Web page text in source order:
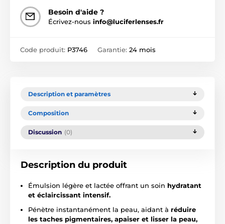
Besoin d'aide ?
Écrivez-nous info@luciferlenses.fr
Code produit: P3746 Garantie: 24 mois
Description et paramètres
Composition
Discussion (0)
Description du produit
Émulsion légère et lactée offrant un soin hydratant
et éclaircissant intensif.
Pénètre instantanément la peau, aidant à réduire
les taches pigmentaires, apaiser et lisser la peau,